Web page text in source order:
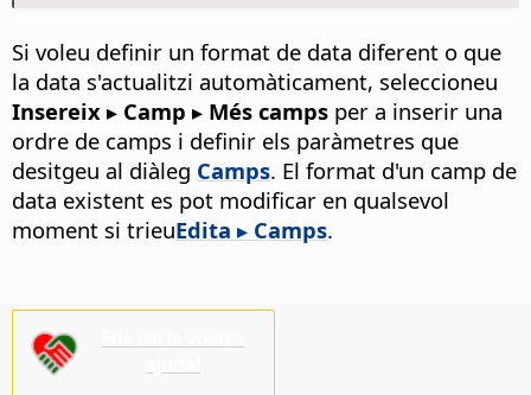
Si voleu definir un format de data diferent o que
la data s'actualitzi automàticament, seleccioneu
Insereix ▸ Camp ▸ Més camps per a inserir una
ordre de camps i definir els paràmetres que
desitgeu al diàleg Camps. El format d'un camp de
data existent es pot modificar en qualsevol
moment si trieuEdita ▸ Camps.